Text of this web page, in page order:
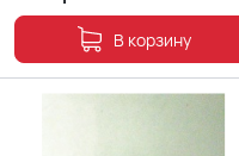
В корзину